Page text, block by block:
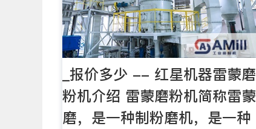
_报价多少 -- 红星机器雷蒙磨
粉机介绍 雷蒙磨粉机简称雷蒙
磨，是一种制粉磨机，是一种